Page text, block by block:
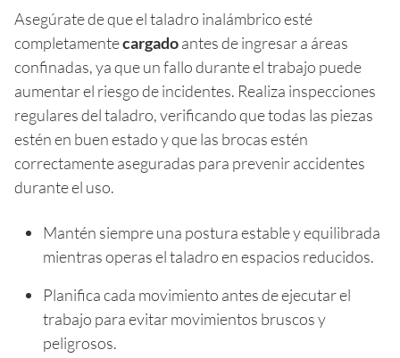
Asegúrate de que el taladro inalámbrico esté
completamentecargadoantes de ingresar a áreas
confinadas, ya que un fallo durante el trabajo puede
aumentar el riesgo de incidentes. Realiza inspecciones
regulares del taladro, verificando que todas las piezas
estén en buen estado y que las brocas estén
correctamente aseguradas para prevenir accidentes
durante el uso.
Mantén siempre una postura estable y equilibrada
mientras operas el taladro en espacios reducidos.
Planifica cada movimiento antes de ejecutar el
trabajo para evitar movimientos bruscos y
peligrosos.